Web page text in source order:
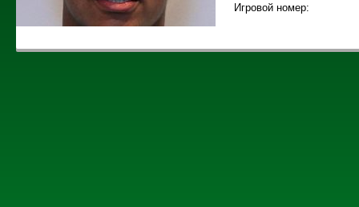
Игровой номер: